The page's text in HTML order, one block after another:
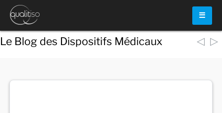
☰
Le Blog des Dispositifs Médicaux ◁ ▷